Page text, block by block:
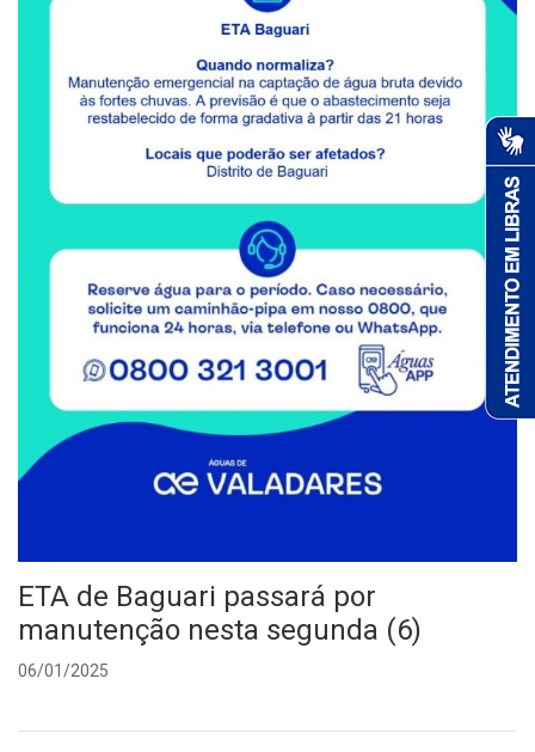
ETA de Baguari passará por
manutenção nesta segunda (6)
06/01/2025